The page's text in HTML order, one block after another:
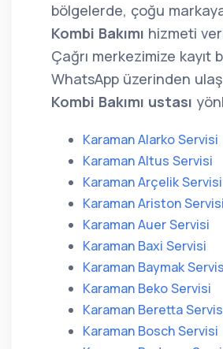
bölgelerde, çoğu
Kombi Bakımı hizmeti
Çağrı merkezimize kayıt
WhatsApp üzerinden
Kombi Bakımı ustası
Karaman Alarko Servisi
Karaman Altus Servisi
Karaman Arçelik Servisi
Karaman Ariston Servisi
Karaman Auer Servisi
Karaman Baxi Servisi
Karaman Baymak
Karaman Beko Servisi
Karaman Beretta
Karaman Bosch Servisi